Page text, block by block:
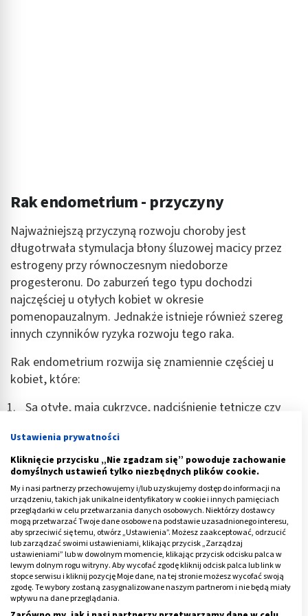
Rak endometrium - przyczyny
Najważniejszą przyczyną rozwoju choroby jest
długotrwała stymulacja błony śluzowej macicy przez
estrogeny przy równoczesnym niedoborze
progesteronu. Do zaburzeń tego typu dochodzi
najczęściej u otyłych kobiet w okresie
pomenopauzalnym. Jednakże istnieje również szereg
innych czynników ryzyka rozwoju tego raka.
Rak endometrium rozwija się znamiennie częściej u
kobiet, które:
Są otyłe, mają cukrzycę, nadciśnienie tętnicze czy
dochodzi do spadku produkcji progesteronu, a
produkcja estrogenów pozostaje taka sama lub
rośnie. Efektem tych zmian jest zaburzenie stosunku
estrogeny-progesteron i zwiększenie ryzyka rozwoju
raka endometrium.
Nie rodziły – podczas ciąży dochodzi do znacznego
wzrostu poziomu progesteronu we krwi, co
powoduje zmniejszenia ryzyka wystąpienia w
przyszłości raka endometrium.
Ustawienia prywatności
Kliknięcie przycisku „Nie zgadzam się” powoduje zachowanie
domyślnych ustawień tylko niezbędnych plików cookie.
My i nasi partnerzy przechowujemy i/lub uzyskujemy dostęp do informacji na
urządzeniu, takich jak unikalne identyfikatory w cookie i innych pamięciach
przeglądarki w celu przetwarzania danych osobowych. Niektórzy dostawcy
mogą przetwarzać Twoje dane osobowe na podstawie uzasadnionego interesu,
aby sprzeciwić się temu, otwórz „Ustawienia”. Możesz zaakceptować, odrzucić
lub zarządzać swoimi ustawieniami, klikając przycisk „Zarządzaj
ustawieniami” lub w dowolnym momencie, klikając przycisk odcisku palca w
lewym dolnym rogu witryny. Aby wycofać zgodę kliknij odcisk palca lub link w
stopce serwisu i kliknij pozycję Moje dane, na tej stronie możesz wycofać swoją
zgodę. Te wybory zostaną zasygnalizowane naszym partnerom i nie będą miały
wpływu na dane przeglądania.